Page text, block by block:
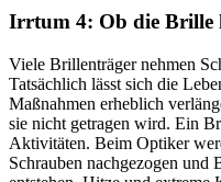
Irrtum 4: Ob die Brille
Viele Brillenträger nehmen
Tatsächlich lässt sich die
Maßnahmen erheblich
sie nicht getragen wird. Ein
Aktivitäten. Beim Optiker
Schrauben nachgezogen und